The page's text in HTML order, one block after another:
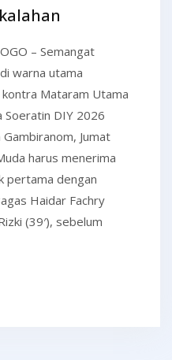
– Semangat
warna utama
kontra Mataram Utama
Soeratin DIY 2026
Jumat
harus menerima
pertama dengan
Haidar Fachry
(39′), sebelum